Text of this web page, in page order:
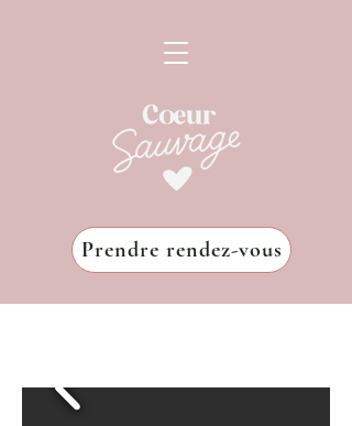
Prendre rendez-vous